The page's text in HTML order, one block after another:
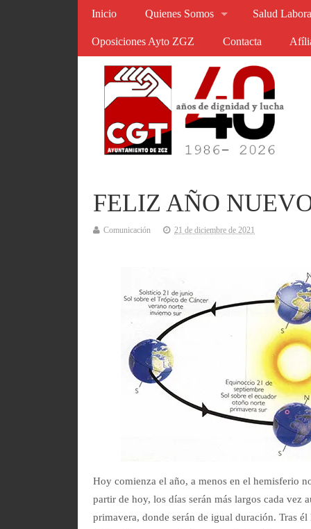
Inicio Quienes Somos Salud
Oposiciones Ayto ZGZ Contacta
FELIZ AÑO
Comunicación 21 de diciembre de 2021
Hoy comienza el año, a menos en el hemisferio
partir de hoy, los días serán más largos cada vez
primavera, donde serán de igual duración. Tras